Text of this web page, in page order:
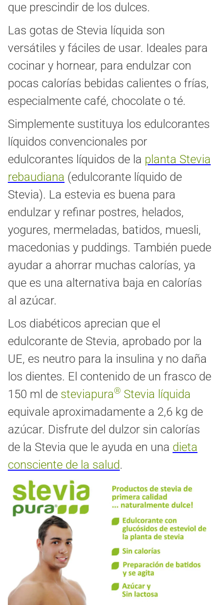
que prescindir de los dulces.
Las gotas de Stevia líquida son
versátiles y fáciles de usar. Ideales para
cocinar y hornear, para endulzar con
pocas calorías bebidas calientes o frías,
especialmente café, chocolate o té.
Simplemente sustituya los edulcorantes
líquidos convencionales por
edulcorantes líquidos de la planta Stevia
rebaudiana (edulcorante líquido de
Stevia). La estevia es buena para
endulzar y refinar postres, helados,
yogures, mermeladas, batidos, muesli,
macedonias y puddings. También puede
ayudar a ahorrar muchas calorías, ya
que es una alternativa baja en calorías
al azúcar.
Los diabéticos aprecian que el
edulcorante de Stevia, aprobado por la
UE, es neutro para la insulina y no daña
los dientes. El contenido de un frasco de
150 ml de steviapura® Stevia líquida
equivale aproximadamente a 2,6 kg de
azúcar. Disfrute del dulzor sin calorías
de la Stevia que le ayuda en una dieta
consciente de la salud.